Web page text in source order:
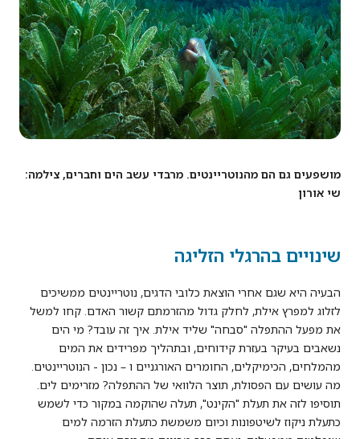
מושפעים גם הם מהנוטריינטים. מרבדי עשב הים וחברים, צילמה:
שי אורון
שינויים בהרגלי הזליגה
הבעיה היא שגם אחרי הוצאת כלובי הדגים, נוטריינטים ממשיכים
לזלוג למפרץ אילת, לחלק גדול מהזרמתם קשור האדם. קחו למשל
את מפעל ההתפלה "סבחה" שליד אילת. איך זה עובד? מי הים
נשאבים בעיקר בעזרת קידוחים, ובתהליך מפרידים את המים
מהמלחים, הכימיקלים, החומרים האורגניים ו – נכון - הנוטריינטים.
מה עושים עם הפסולת, תוצר הלוואי של ההתפלה? מזרימים לים.
תוסיפו לזה את תעלת "הקינט", תעלה שהוקמה במקור כדי לשמש
כתעלת ניקוז לשיטפונות וכיום משמשת כתעלת הזרמה למים